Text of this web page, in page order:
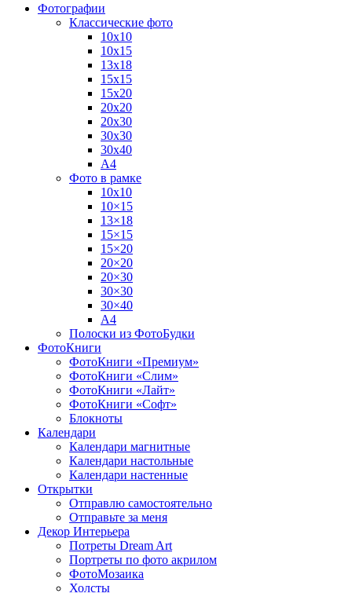
Фотографии
Классические фото
10х10
10х15
13х18
15х15
15х20
20х20
20х30
30х30
30х40
А4
Фото в рамке
10х10
10×15
13×18
15×15
15×20
20×20
20×30
30×30
30×40
A4
Полоски из ФотоБудки
ФотоКниги
ФотоКниги «Премиум»
ФотоКниги «Слим»
ФотоКниги «Лайт»
ФотоКниги «Софт»
Блокноты
Календари
Календари магнитные
Календари настольные
Календари настенные
Открытки
Отправлю самостоятельно
Отправьте за меня
Декор Интерьера
Потреты Dream Art
Портреты по фото акрилом
ФотоМозаика
Холсты